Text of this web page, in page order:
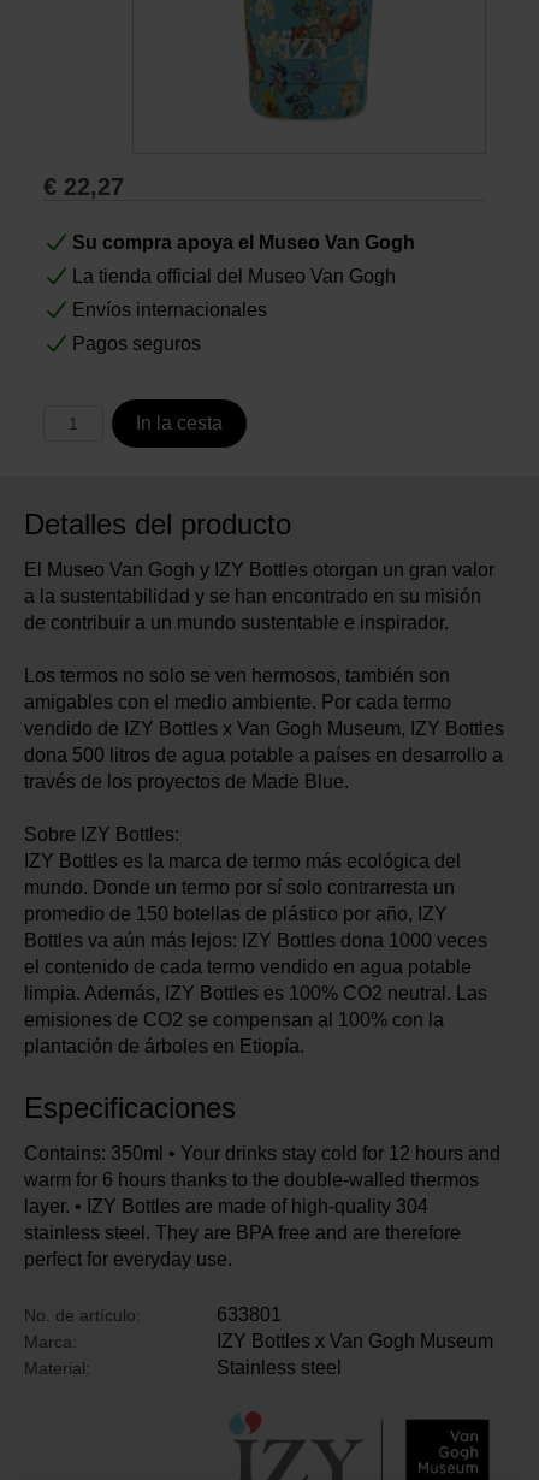
Regalos
€ 22,27
Su compra apoya el Museo Van Gogh
La tienda official del Museo Van Gogh
Envíos internacionales
Pagos seguros
In la cesta
Detalles del producto
El Museo Van Gogh y IZY Bottles otorgan un gran valor
a la sustentabilidad y se han encontrado en su misión
de contribuir a un mundo sustentable e inspirador.
Los termos no solo se ven hermosos, también son
amigables con el medio ambiente. Por cada termo
vendido de IZY Bottles x Van Gogh Museum, IZY Bottles
dona 500 litros de agua potable a países en desarrollo a
través de los proyectos de Made Blue.
Sobre IZY Bottles:
IZY Bottles es la marca de termo más ecológica del
mundo. Donde un termo por sí solo contrarresta un
promedio de 150 botellas de plástico por año, IZY
Bottles va aún más lejos: IZY Bottles dona 1000 veces
el contenido de cada termo vendido en agua potable
limpia. Además, IZY Bottles es 100% CO2 neutral. Las
emisiones de CO2 se compensan al 100% con la
plantación de árboles en Etiopía.
Especificaciones
Contains: 350ml • Your drinks stay cold for 12 hours and
warm for 6 hours thanks to the double-walled thermos
layer. • IZY Bottles are made of high-quality 304
stainless steel. They are BPA free and are therefore
perfect for everyday use.
No. de artículo: 633801
Marca: IZY Bottles x Van Gogh Museum
Material: Stainless steel